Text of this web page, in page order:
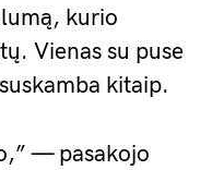
kurio
Vienas su puse
kitaip.
— pasakojo